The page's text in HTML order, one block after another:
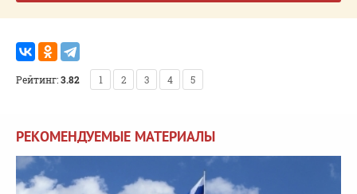
Рейтинг:3.82 1 2 3 4 5
РЕКОМЕНДУЕМЫЕ МАТЕРИАЛЫ